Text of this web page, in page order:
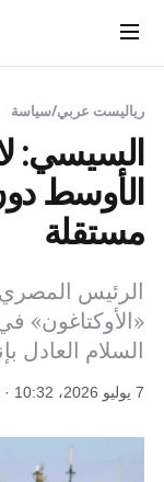
Menu
رياليست عربي/سياسة
السيسي:
الأوسط
مستقلة
الرئيس المصري
«الأوكتاغون»
السلام العادل
7 يوليو 2026، 10:32 · سياسة